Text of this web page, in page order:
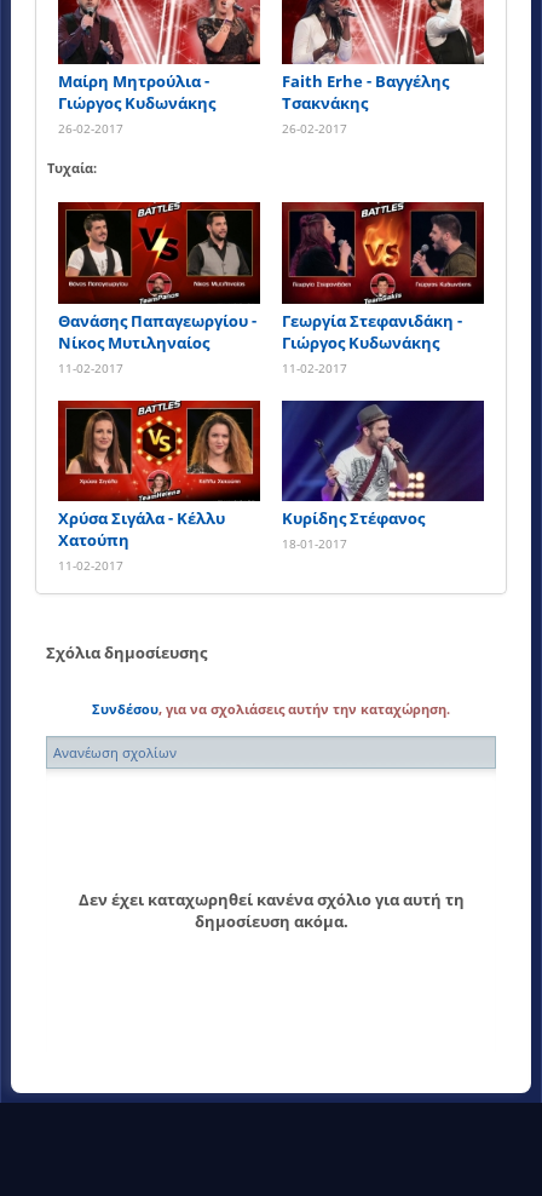
Μαίρη Μητρούλια -
Γιώργος Κυδωνάκης
26-02-2017
Faith Erhe - Βαγγέλης
Τσακνάκης
26-02-2017
Τυχαία:
Θανάσης Παπαγεωργίου -
Νίκος Μυτιληναίος
11-02-2017
Γεωργία Στεφανιδάκη -
Γιώργος Κυδωνάκης
11-02-2017
Χρύσα Σιγάλα - Κέλλυ
Χατούπη
11-02-2017
Κυρίδης Στέφανος
18-01-2017
Σχόλια δημοσίευσης
Συνδέσου, για να σχολιάσεις αυτήν την καταχώρηση.
Ανανέωση σχολίων
Δεν έχει καταχωρηθεί κανένα σχόλιο για αυτή τη
δημοσίευση ακόμα.